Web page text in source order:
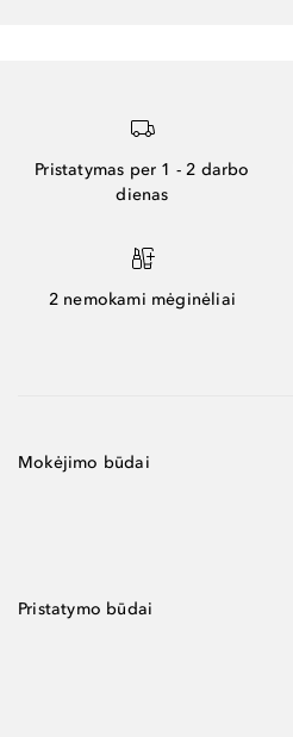
Pristatymas per 1 - 2 darbo
dienas
2 nemokami mėginėliai
Mokėjimo būdai
Pristatymo būdai